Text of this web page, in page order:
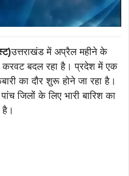
उत्तराखंड में अप्रैल महीने के
करवट बदल रहा है। प्रदेश में एक
का दौर शुरू होने जा रहा है।
जिलों के लिए भारी बारिश का